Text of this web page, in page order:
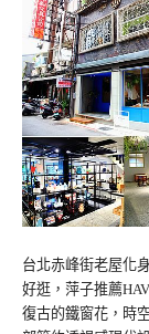
台北赤峰街老屋化
好逛，萍子推薦
復古的鐵窗花，時